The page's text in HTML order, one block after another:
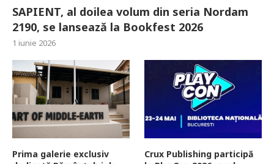
SAPIENT, al doilea volum din seria Nordam
2190, se lansează la Bookfest 2026
1 iunie 2026
Prima galerie exclusiv
Crux Publishing participă